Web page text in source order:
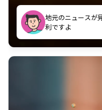
中京テレビのおも
れるの嬉しいポイ
いつも利用させて